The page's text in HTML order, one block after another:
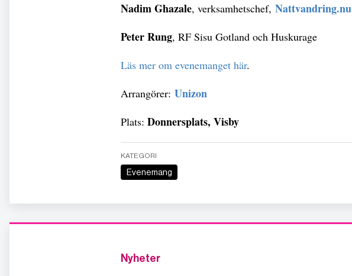
Nadim Ghazale, verksamhetschef, Nattvandring.nu
Peter Rung, RF Sisu Gotland och Huskurage
Läs mer om evenemanget här.
Arrangörer: Unizon
Plats: Donnersplats, Visby
KATEGORI
Evenemang
Nyheter